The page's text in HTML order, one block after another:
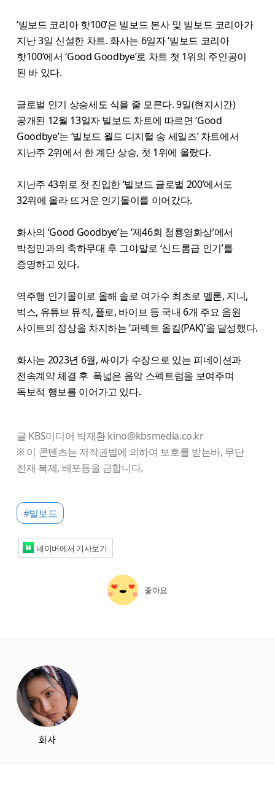
‘빌보드 코리아 핫100’은 빌보드 본사 및 빌보드 코리아가
지난 3일 신설한 차트. 화사는 6일자 ‘빌보드 코리아
핫100’에서 ‘Good Goodbye’로 차트 첫 1위의 주인공이
된 바 있다.
글로벌 인기 상승세도 식을 줄 모른다. 9일(현지시간)
공개된 12월 13일자 빌보드 차트에 따르면 ‘Good
Goodbye’는 ‘빌보드 월드 디지털 송 세일즈’ 차트에서
지난주 2위에서 한 계단 상승, 첫 1위에 올랐다.
지난주 43위로 첫 진입한 ‘빌보드 글로벌 200’에서도
32위에 올라 뜨거운 인기몰이를 이어갔다.
화사의 ‘Good Goodbye’는 ‘제46회 청룡영화상’에서
박정민과의 축하무대 후 그야말로 ‘신드롬급 인기’를
증명하고 있다.
역주행 인기몰이로 올해 솔로 여가수 최초로 멜론, 지니,
벅스, 유튜브 뮤직, 플로, 바이브 등 국내 6개 주요 음원
사이트의 정상을 차지하는 ‘퍼펙트 올킬(PAK)’을 달성했다.
화사는 2023년 6월, 싸이가 수장으로 있는 피네이션과
전속계약 체결 후 폭넓은 음악 스펙트럼을 보여주며
독보적 행보를 이어가고 있다.
글 KBS미디어 박재환 kino@kbsmedia.co.kr
※ 이 콘텐츠는 저작권법에 의하여 보호를 받는바, 무단
전재 복제, 배포등을 금합니다.
#빌보드
네이버에서 기사보기
좋아요
화사